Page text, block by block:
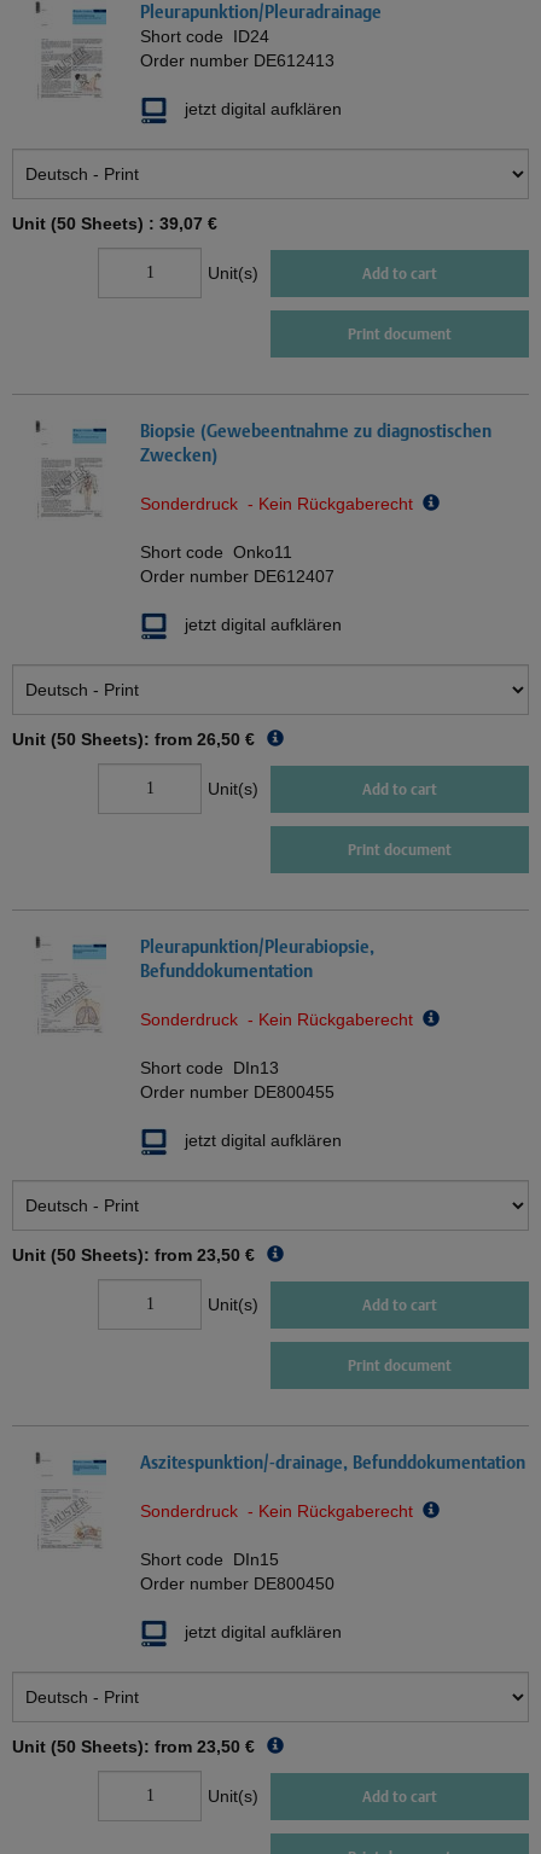
Pleurapunktion/Pleuradrainage
Short code ID24
Order number DE612413
jetzt digital aufklären
Unit (50 Sheets) : 39,07 €
Unit(s) Add to cart
Print document
Biopsie (Gewebeentnahme zu diagnostischen
Zwecken)
Sonderdruck - Kein Rückgaberecht
Short code Onko11
Order number DE612407
jetzt digital aufklären
Unit (50 Sheets): from 26,50 €
Unit(s) Add to cart
Print document
Pleurapunktion/Pleurabiopsie,
Befunddokumentation
Sonderdruck - Kein Rückgaberecht
Short code DIn13
Order number DE800455
jetzt digital aufklären
Unit (50 Sheets): from 23,50 €
Unit(s) Add to cart
Print document
Aszitespunktion/-drainage, Befunddokumentation
Sonderdruck - Kein Rückgaberecht
Short code DIn15
Order number DE800450
jetzt digital aufklären
Unit (50 Sheets): from 23,50 €
Unit(s) Add to cart